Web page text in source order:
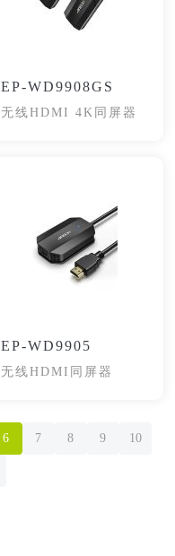
EP-WD9908GS
无线HDMI 4K同屏器
EP-WD9905
无线HDMI同屏器
6 7 8 9 10